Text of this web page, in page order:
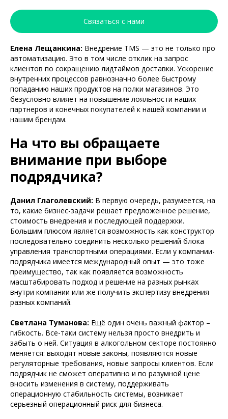
Связаться с нами
Елена Лещанкина: Внедрение TMS — это не только про
автоматизацию. Это в том числе отклик на запрос
клиентов по сокращению лидтаймов доставки. Ускорение
внутренних процессов равнозначно более быстрому
попаданию наших продуктов на полки магазинов. Это
безусловно влияет на повышение лояльности наших
партнеров и конечных покупателей к нашей компании и
нашим брендам.
На что вы обращаете
внимание при выборе
подрядчика?
Данил Глаголевский: В первую очередь, разумеется, на
то, какие бизнес-задачи решает предложенное решение,
стоимость внедрения и последующей поддержки.
Большим плюсом является возможность как конструктор
последовательно соединить несколько решений блока
управления транспортными операциями. Если у компании-
подрядчика имеется международный опыт — это тоже
преимущество, так как появляется возможность
масштабировать подход и решение на разных рынках
внутри компании или же получить экспертизу внедрения
разных компаний.
Светлана Туманова: Ещё один очень важный фактор –
гибкость. Все-таки систему нельзя просто внедрить и
забыть о ней. Ситуация в алкогольном секторе постоянно
меняется: выходят новые законы, появляются новые
регуляторные требования, новые запросы клиентов. Если
подрядчик не сможет оперативно и по разумной цене
вносить изменения в систему, поддерживать
операционную стабильность системы, возникает
серьезный операционный риск для бизнеса.